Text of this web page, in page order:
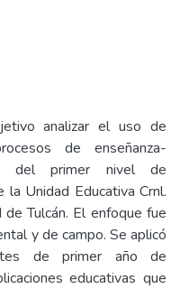
analizar el uso de
de enseñanza-
del primer nivel de
la Unidad Educativa Crnl.
Tulcán. El enfoque fue
y de campo. Se aplicó
de primer año de
educativas que